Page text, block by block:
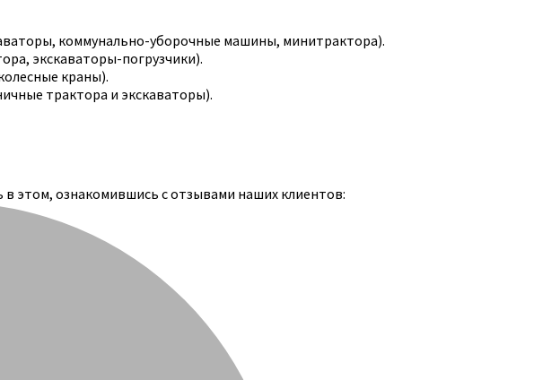
коммунально-уборочные машины, минитрактора).
экскаваторы-погрузчики).
краны).
трактора и экскаваторы).
в этом, ознакомившись с отзывами наших клиентов: